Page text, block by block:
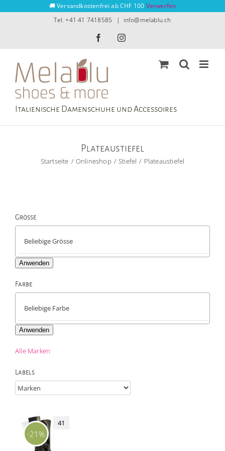
🚚 Versandkostenfrei ab CHF 100 Verwerfen
Tel. +41 41 7418585 | info@melablu.ch
FacebookInstagram
Italienische Damenschuhe und Accessoires
Plateaustiefel
Startseite Onlineshop Stiefel Plateaustiefel
-21%
41
Grösse
Anwenden
Farbe
Anwenden
Alle Marken
Labels